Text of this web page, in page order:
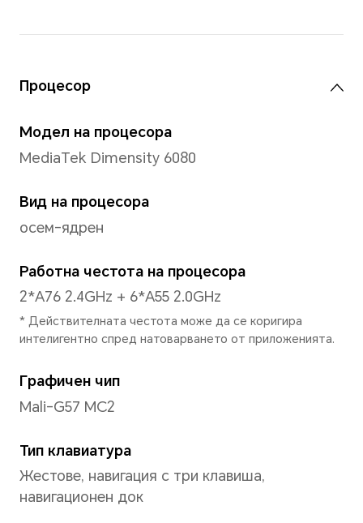
Екран
6,7 инча
* С дизайн със заоблени ъгли,
диагоналната дължина на екрана
според стандартния
видима площ е малко по-малка).
20.1:9